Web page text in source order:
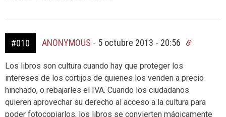
#010 ANONYMOUS - 5 octubre 2013 - 20:56
Los libros son cultura cuando hay que proteger los
intereses de los cortijos de quienes los venden a precio
hinchado, o rebajarles el IVA. Cuando los ciudadanos
quieren aprovechar su derecho al acceso a la cultura para
poder fotocopiarlos, los libros se convierten mágicamente